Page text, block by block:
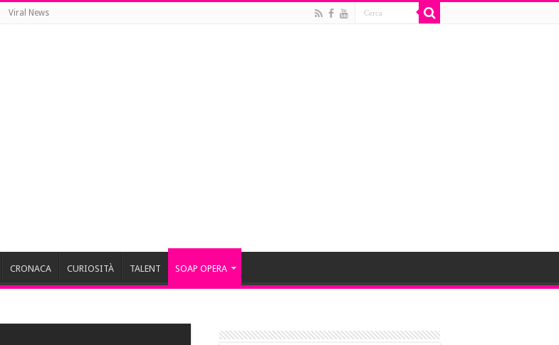
Viral News
CRONACA CURIOSITÀ TALENT SOAP OPERA